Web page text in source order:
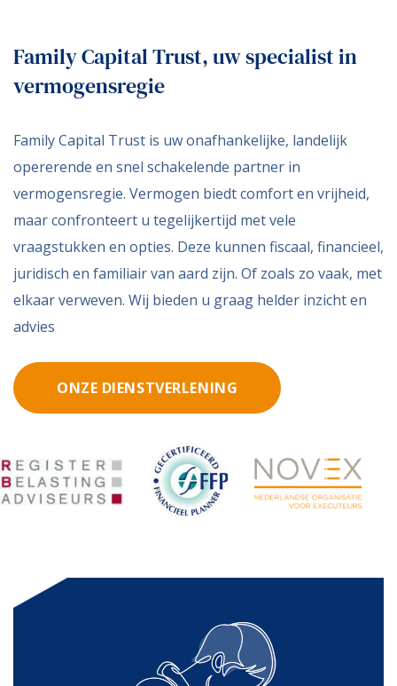
Family Capital Trust, uw specialist in
vermogensregie
Family Capital Trust is uw onafhankelijke, landelijk
opererende en snel schakelende partner in
vermogensregie. Vermogen biedt comfort en vrijheid,
maar confronteert u tegelijkertijd met vele
vraagstukken en opties. Deze kunnen fiscaal, financieel,
juridisch en familiair van aard zijn. Of zoals zo vaak, met
elkaar verweven. Wij bieden u graag helder inzicht en
advies
ONZE DIENSTVERLENING